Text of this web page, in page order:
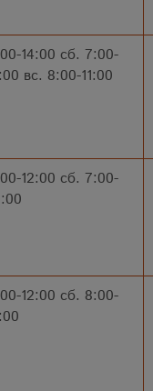
14:00 сб. 7:00-
вс. 8:00-11:00
12:00 сб. 7:00-
12:00 сб. 8:00-